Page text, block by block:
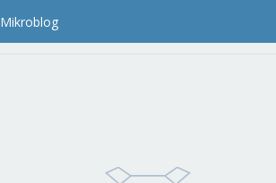
Mikroblog